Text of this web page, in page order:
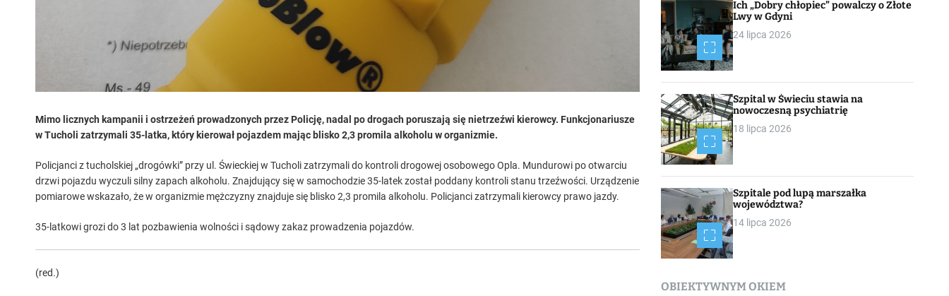
Mimo licznych kampanii i ostrzeżeń prowadzonych przez Policję, nadal po drogach poruszają się nietrzeźwi kierowcy. Funkcjonariusze
w Tucholi zatrzymali 35-latka, który kierował pojazdem mając blisko 2,3 promila alkoholu w organizmie.
Policjanci z tucholskiej „drogówki” przy ul. Świeckiej w Tucholi zatrzymali do kontroli drogowej osobowego Opla. Mundurowi po otwarciu
drzwi pojazdu wyczuli silny zapach alkoholu. Znajdujący się w samochodzie 35-latek został poddany kontroli stanu trzeźwości. Urządzenie
pomiarowe wskazało, że w organizmie mężczyzny znajduje się blisko 2,3 promila alkoholu. Policjanci zatrzymali kierowcy prawo jazdy.
35-latkowi grozi do 3 lat pozbawienia wolności i sądowy zakaz prowadzenia pojazdów.
(red.)
Ich „Dobry chłopiec” powalczy o Złote
Lwy w Gdyni
24 lipca 2026
Szpital w Świeciu stawia na
nowoczesną psychiatrię
18 lipca 2026
Szpitale pod lupą marszałka
województwa?
14 lipca 2026
OBIEKTYWNYM OKIEM